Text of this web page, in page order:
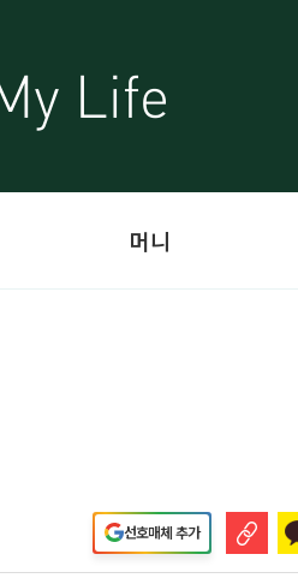
머니
선호매체 추가